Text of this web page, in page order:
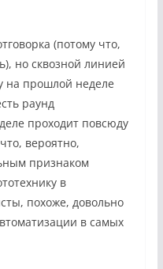
(потому что,
но сквозной линией
на прошлой неделе
раунд
проходит повсюду
вероятно,
признаком
в
похоже, довольно
в самых